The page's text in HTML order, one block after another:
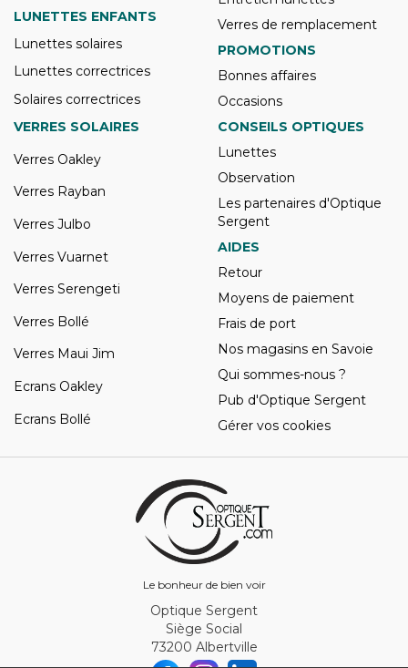
Le bonheur de bien voir
LUNETTES ENFANTS
Lunettes solaires
Lunettes correctrices
Solaires correctrices
Verres de remplacement
PROMOTIONS
Bonnes affaires
Occasions
VERRES SOLAIRES
Verres Oakley
Verres Rayban
Verres Julbo
Verres Vuarnet
Verres Serengeti
Verres Bollé
Verres Maui Jim
Ecrans Oakley
Ecrans Bollé
CONSEILS OPTIQUES
Lunettes
Observation
Les partenaires d'Optique
Sergent
AIDES
Retour
Moyens de paiement
Frais de port
Nos magasins en Savoie
Qui sommes-nous ?
Pub d'Optique Sergent
Gérer vos cookies
Optique Sergent
Siège Social
73200 Albertville